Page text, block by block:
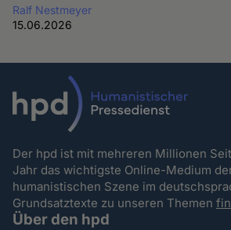
Ralf Nestmeyer
15.06.2026
Der hpd ist mit mehreren Millionen
Jahr das wichtigste Online-Medium
humanistischen Szene im
Grundsatztexte zu unseren Themen
Über den hpd